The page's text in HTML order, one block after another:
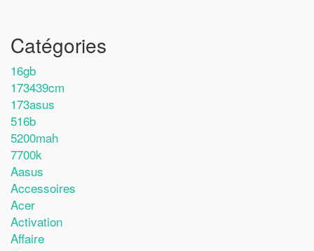
Catégories
16gb
173439cm
173asus
516b
5200mah
7700k
Aasus
Accessoires
Acer
Activation
Affaire